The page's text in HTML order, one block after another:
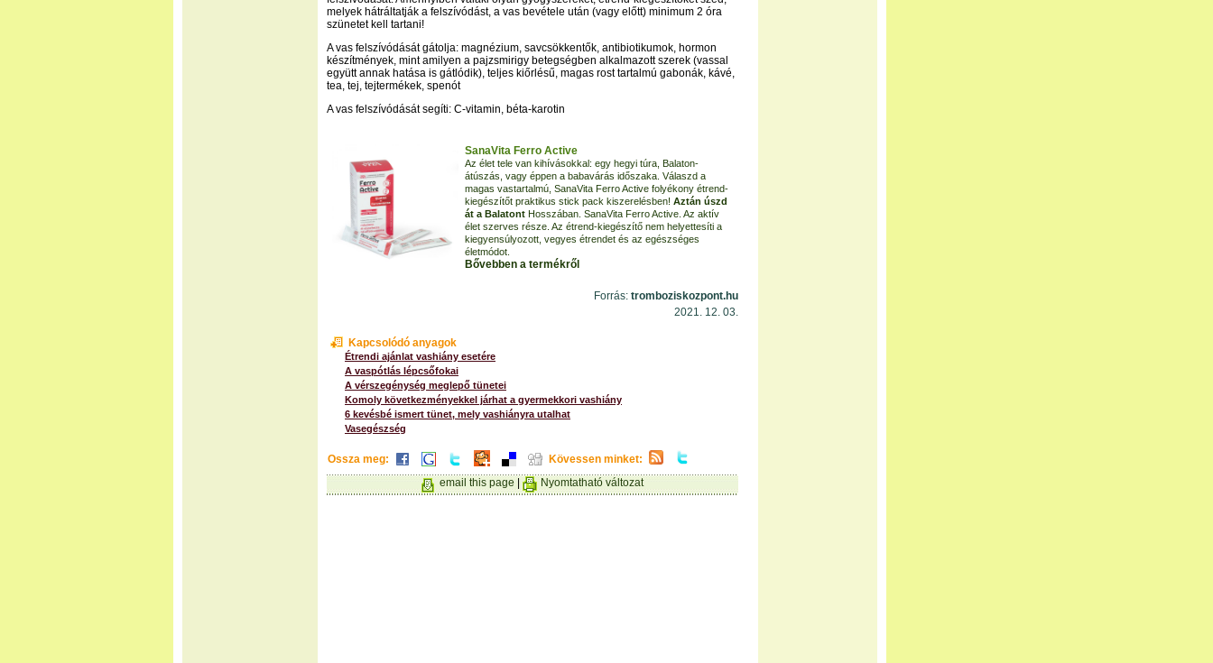
melyek hátráltatják a felszívódást, a vas bevétele után (vagy előtt) minimum 2 óra
szünetet kell tartani!
A vas felszívódását gátolja: magnézium, savcsökkentők, antibiotikumok, hormon
készítmények, mint amilyen a pajzsmirigy betegségben alkalmazott szerek (vassal
együtt annak hatása is gátlódik), teljes kiőrlésű, magas rost tartalmú gabonák, kávé,
tea, tej, tejtermékek, spenót
A vas felszívódását segíti: C-vitamin, béta-karotin
SanaVita Ferro Active
Az élet tele van kihívásokkal: egy hegyi túra, Balaton-
átúszás, vagy éppen a babavárás időszaka. Válaszd a
magas vastartalmú, SanaVita Ferro Active folyékony étrend-
kiegészítőt praktikus stick pack kiszerelésben! Aztán úszd
át a Balatont Hosszában. SanaVita Ferro Active. Az aktív
élet szerves része. Az étrend-kiegészítő nem helyettesíti a
kiegyensúlyozott, vegyes étrendet és az egészséges
életmódot.
Bővebben a termékről
Forrás: tromboziskozpont.hu
2021. 12. 03.
Kapcsolódó anyagok
Étrendi ajánlat vashiány esetére
A vaspótlás lépcsőfokai
A vérszegénység meglepő tünetei
Komoly következményekkel járhat a gyermekkori vashiány
6 kevésbé ismert tünet, mely vashiányra utalhat
Vasegészség
Ossza meg:
Kövessen minket:
email this page
Nyomtatható változat